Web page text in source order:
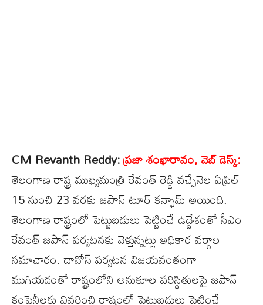
CM Revanth Reddy:ప్రజా శంఖారావం, వెబ్ డెస్క్:
తెలంగాణ రాష్ట్ర ముఖ్యమంత్రి రేవంత్ రెడ్డి వచ్చేనెల ఏప్రిల్
15 నుంచి 23 వరకు జపాన్ టూర్ కన్ఫామ్ అయింది.
తెలంగాణ రాష్ట్రంలో పెట్టుబడులు పెట్టించే ఉద్దేశంతో సీఎం
రేవంత్ జపాన్ పర్యటనకు వెళ్తున్నట్లు అధికార వర్గాల
సమాచారం. దావోస్ పర్యటన విజయవంతంగా
ముగియడంతో రాష్ట్రంలోని అనుకూల పరిస్థితులపై జపాన్
కంపెనీలకు వివరించి రాష్ట్రంలో పెట్టుబడులు పెట్టించే